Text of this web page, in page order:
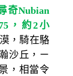
奇Nubian
，約2小
，騎在駱
沙丘，ㄧ
，相當令